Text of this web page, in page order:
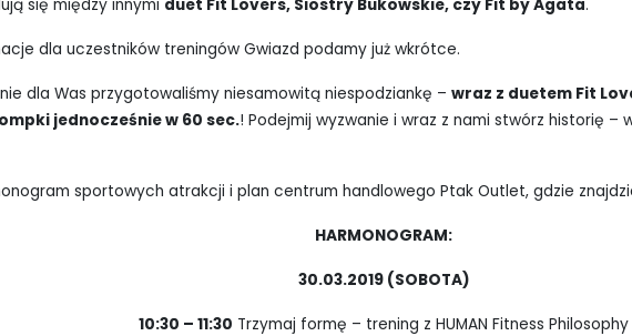
się między innymi duet Fit Lovers, Siostry Bukowskie, czy Fit by Agata.
dla uczestników treningów Gwiazd podamy już wkrótce.
dla Was przygotowaliśmy niesamowitą niespodziankę – wraz z duetem Fit
jednocześnie w 60 sec.! Podejmij wyzwanie i wraz z nami stwórz historię –
sportowych atrakcji i plan centrum handlowego Ptak Outlet, gdzie
HARMONOGRAM:
30.03.2019 (SOBOTA)
10:30 – 11:30 Trzymaj formę – trening z HUMAN Fitness Philosophy